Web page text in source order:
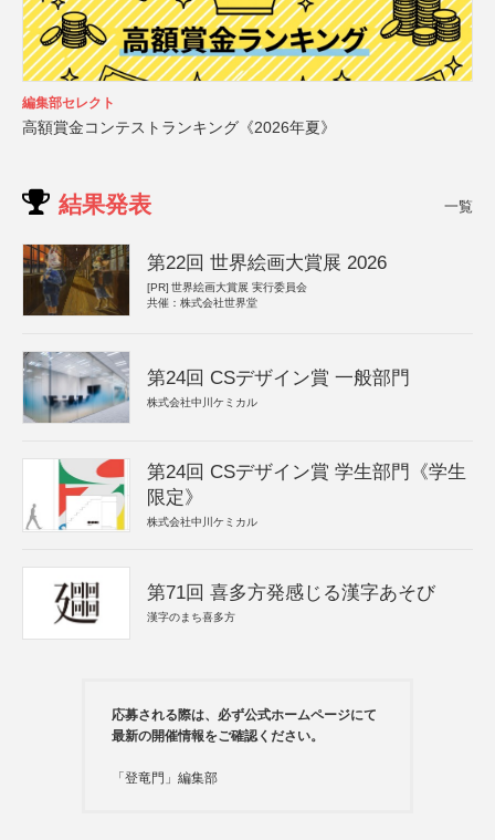
編集部セレクト
高額賞金コンテストランキング《2026年夏》
結果発表 一覧
第22回 世界絵画大賞展 2026
[PR] 世界絵画大賞展 実行委員会
共催：株式会社世界堂
第24回 CSデザイン賞 一般部門
株式会社中川ケミカル
第24回 CSデザイン賞 学生部門《学生
限定》
株式会社中川ケミカル
第71回 喜多方発感じる漢字あそび
漢字のまち喜多方
応募される際は、必ず公式ホームページにて
最新の開催情報をご確認ください。
「登竜門」編集部